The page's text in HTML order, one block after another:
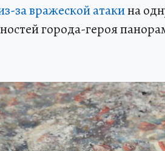
за вражеской атакина
города-героя